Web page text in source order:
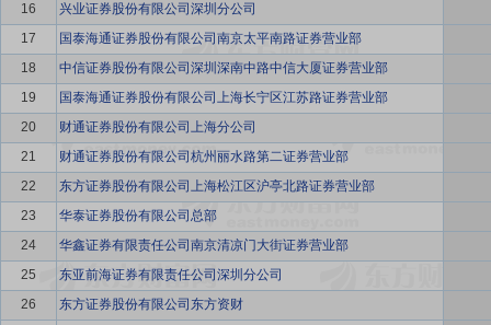
16
兴业证券股份有限公司深圳分公司
17
国泰海通证券股份有限公司南京太平南路证券营业部
18
中信证券股份有限公司深圳深南中路中信大厦证券营业部
19
国泰海通证券股份有限公司上海长宁区江苏路证券营业部
20
财通证券股份有限公司上海分公司
21
财通证券股份有限公司杭州丽水路第二证券营业部
22
东方证券股份有限公司上海松江区沪亭北路证券营业部
23
华泰证券股份有限公司总部
24
华鑫证券有限责任公司南京清凉门大街证券营业部
25
东亚前海证券有限责任公司深圳分公司
26
东方证券股份有限公司东方资财